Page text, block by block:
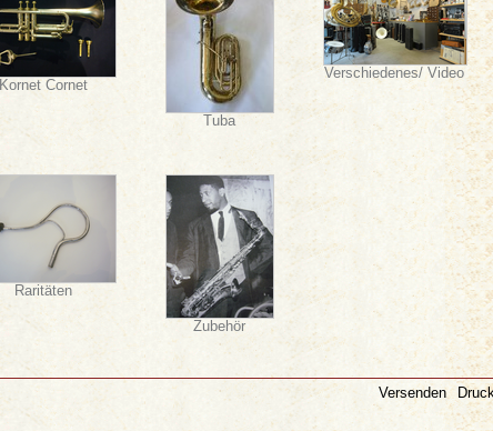
Kornet Cornet
Tuba
Verschiedenes/ Video
Raritäten
Zubehör
Versenden